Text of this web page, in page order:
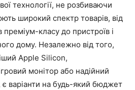
технології, не розбиваючи
широкий спектр товарів, від
преміум-класу до пристроїв і
дому. Незалежно від того,
Apple Silicon,
монітор або надійний
варіанти на будь-який бюджет